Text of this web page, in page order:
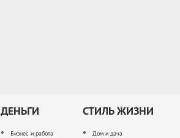
ДЕНЬГИ
Бизнес и работа
СТИЛЬ ЖИЗНИ
Дом и дача